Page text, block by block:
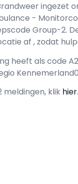
ingezet
-
Group-2.
af , zodat
heeft als code
meldingen, klik hier.